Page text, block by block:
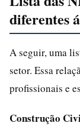
diferentes
A seguir, uma
setor. Essa
profissionais e
Construção